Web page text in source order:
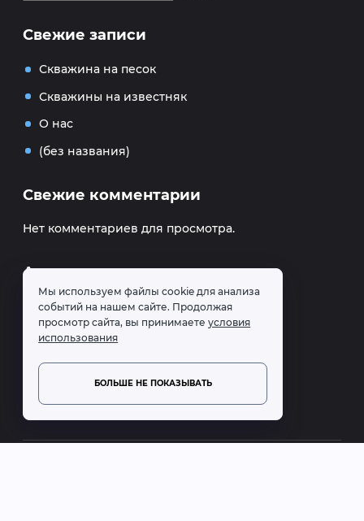
Свежие записи
Скважина на песок
Скважины на известняк
О нас
(без названия)
Свежие комментарии
Нет комментариев для просмотра.
Архивы
Февраль 2023
Без рубрики
Мы используем файлы cookie для анализа
событий на нашем сайте. Продолжая
просмотр сайта, вы принимаетеусловия
использования
БОЛЬШЕ НЕ ПОКАЗЫВАТЬ